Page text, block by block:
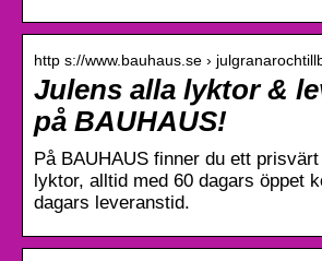
http s://www.bauhaus.se ›
Julens alla lyktor &
på BAUHAUS!
På BAUHAUS finner du ett
lyktor, alltid med 60 dagars öppet
dagars leveranstid.